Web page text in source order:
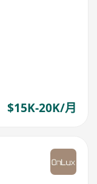
$15K-20K/月